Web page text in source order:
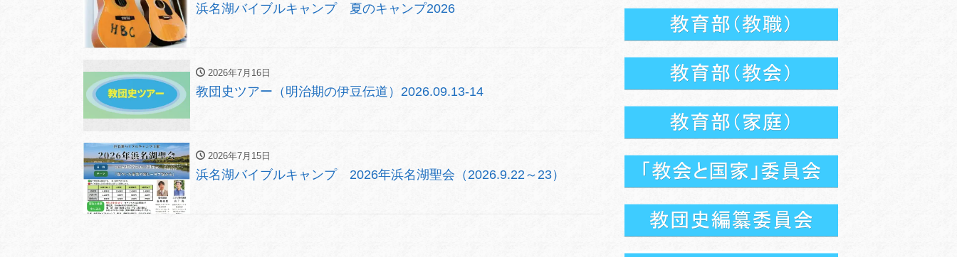
浜名湖バイブルキャンプ 夏のキャンプ2026
2026年7月16日
教団史ツアー（明治期の伊豆伝道）2026.09.13-14
2026年7月15日
浜名湖バイブルキャンプ 2026年浜名湖聖会（2026.9.22～23）